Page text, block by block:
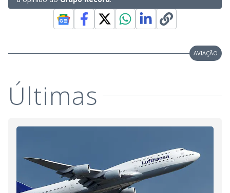
AVIAÇÃO
Últimas